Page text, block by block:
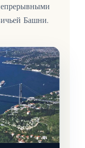
Башни.